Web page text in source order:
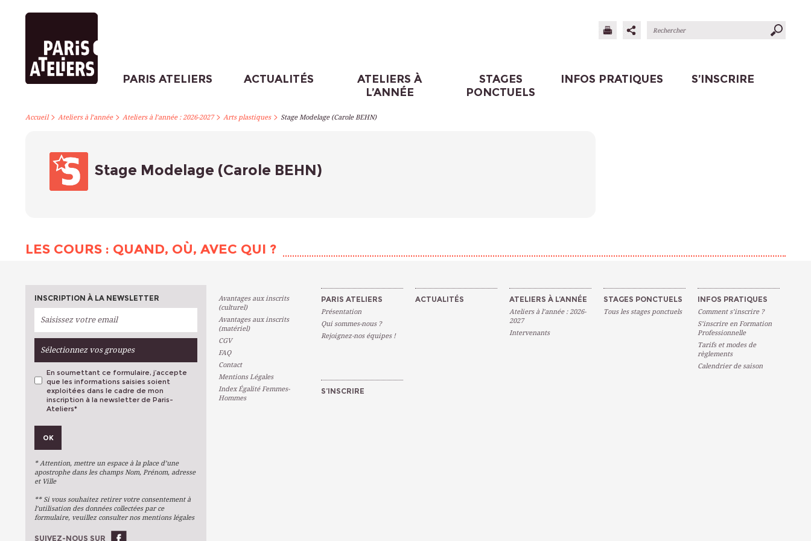
PARIS ATELIERS ACTUALITÉS
ATELIERS À
L’ANNÉE
STAGES
PONCTUELS
INFOS PRATIQUES S’INSCRIRE
Accueil> Ateliers à l’année> Ateliers à l’année : 2026-2027> Arts plastiques> Stage Modelage (Carole BEHN)
Stage Modelage (Carole BEHN)
LES COURS : QUAND, OÙ, AVEC QUI ?
INSCRIPTION À LA NEWSLETTER
Sélectionnez vos groupes
Métiers D'art
Arts Du Texte
Stages Ponctuels
Ateliers À L'année
En soumettant ce formulaire, j’accepte
que les informations saisies soient
exploitées dans le cadre de mon
inscription à la newsletter de Paris-
Ateliers*
OK
* Attention, mettre un espace à la place d’une
apostrophe dans les champs Nom, Prénom, adresse
et Ville
** Si vous souhaitez retirer votre consentement à
l’utilisation des données collectées par ce
formulaire, veuillez consulter nos mentions légales
SUIVEZ-NOUS SUR
Avantages aux inscrits
(culturel)
Avantages aux inscrits
(matériel)
CGV
FAQ
Contact
Mentions Légales
Index Égalité Femmes-
Hommes
PARIS ATELIERS
Présentation
Qui sommes-nous ?
Rejoignez-nos équipes !
ACTUALITÉS ATELIERS À L’ANNÉE
Ateliers à l’année : 2026-
2027
Intervenants
STAGES PONCTUELS
Tous les stages ponctuels
INFOS PRATIQUES
Comment s’inscrire ?
S’inscrire en Formation
Professionnelle
Tarifs et modes de
règlements
Calendrier de saison
S’INSCRIRE